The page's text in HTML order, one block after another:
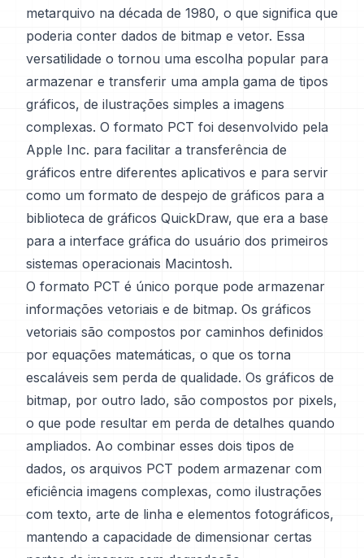
metarquivo na década de 1980, o que significa que
poderia conter dados de bitmap e vetor. Essa
versatilidade o tornou uma escolha popular para
armazenar e transferir uma ampla gama de tipos
gráficos, de ilustrações simples a imagens
complexas. O formato PCT foi desenvolvido pela
Apple Inc. para facilitar a transferência de
gráficos entre diferentes aplicativos e para servir
como um formato de despejo de gráficos para a
biblioteca de gráficos QuickDraw, que era a base
para a interface gráfica do usuário dos primeiros
sistemas operacionais Macintosh.
O formato PCT é único porque pode armazenar
informações vetoriais e de bitmap. Os gráficos
vetoriais são compostos por caminhos definidos
por equações matemáticas, o que os torna
escaláveis sem perda de qualidade. Os gráficos de
bitmap, por outro lado, são compostos por pixels,
o que pode resultar em perda de detalhes quando
ampliados. Ao combinar esses dois tipos de
dados, os arquivos PCT podem armazenar com
eficiência imagens complexas, como ilustrações
com texto, arte de linha e elementos fotográficos,
mantendo a capacidade de dimensionar certas